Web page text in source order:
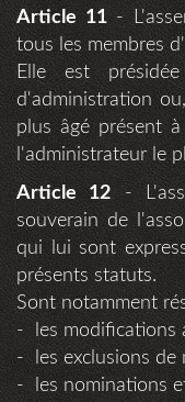
Article 11-
tous les membres
Elle est
d'administration
plus âgé présent
l'administrateur le
Article 12 -
souverain de
qui lui sont
présents statuts.
Sont notamment
- les modifications
- les exclusions de
- les nominations